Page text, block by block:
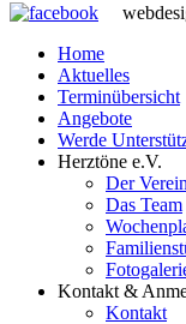
Home
Aktuelles
Terminübersicht
Angebote
Werde
Herztöne e.V.
Der Verein
Das Team
Kontakt &
Kontakt